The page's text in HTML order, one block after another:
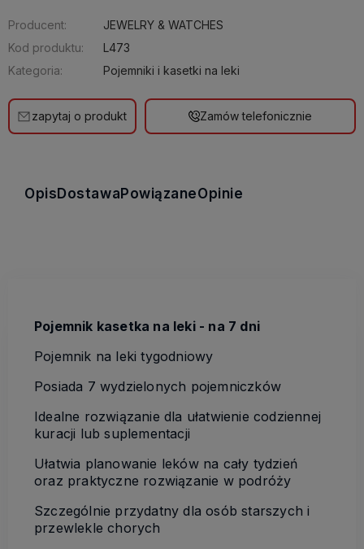
Producent:
JEWELRY & WATCHES
Kod produktu:
L473
Kategoria:
Pojemniki i kasetki na leki
zapytaj o produkt Zamów telefonicznie
Opis Dostawa PowiązaneOpinie
Pojemnik kasetka na leki - na 7 dni
Pojemnik na leki tygodniowy
Posiada 7 wydzielonych pojemniczków
Idealne rozwiązanie dla ułatwienie codziennej
kuracji lub suplementacji
Ułatwia planowanie leków na cały tydzień
oraz praktyczne rozwiązanie w podróży
Szczególnie przydatny dla osób starszych i
przewlekle chorych